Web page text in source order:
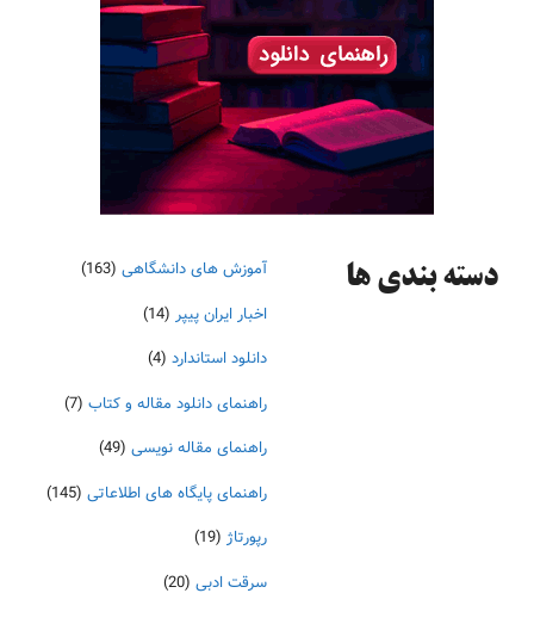
دسته‌ بندی ها آموزش های دانشگاهی (163)
اخبار ایران پیپر (14)
دانلود استاندارد (4)
راهنمای دانلود مقاله و کتاب (7)
راهنمای مقاله نویسی (49)
راهنمای پایگاه های اطلاعاتی (145)
رپورتاژ (19)
سرقت ادبی (20)